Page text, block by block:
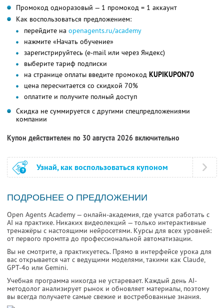
Промокод одноразовый — 1 промокод = 1 аккаунт
Как воспользоваться предложением:
перейдите на openagents.ru/academy
нажмите «Начать обучение»
зарегистрируйтесь (e-mail или через Яндекс)
выберите тариф подписки
на странице оплаты введите промокод KUPIKUPON70
цена пересчитается со скидкой 70%
оплатите и получите полный доступ
Скидка не суммируется с другими спецпредложениями
компании
Купон действителен по 30 августа 2026 включительно
Узнай, как воспользоваться купоном
ПОДРОБНЕЕ О ПРЕДЛОЖЕНИИ
Open Agents Academy — онлайн-академия, где учатся работать с
AI на практике. Никаких видеолекций — только интерактивные
тренажёры с настоящими нейросетями. Курсы для всех уровней:
от первого промпта до профессиональной автоматизации.
Вы не смотрите, а практикуетесь. Прямо в интерфейсе урока для
вас открывается чат с ведущими моделями, такими как Claude,
GPT-4o или Gemini.
Учебная программа никогда не устаревает. Каждый день AI-
методолог анализирует рынок и обновляет материалы, поэтому
вы всегда получаете самые свежие и востребованные знания.